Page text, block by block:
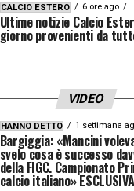
CALCIO ESTERO 6 ore ago
Ultime notizie Calcio
giorno provenienti da
VIDEO
HANNO DETTO 1 settimana
Bargiggia: «Mancini
svelo cosa è successo
della FIGC. Campionato
calcio italiano»